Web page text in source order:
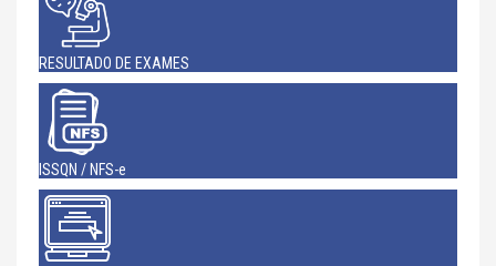
RESULTADO DE EXAMES
ISSQN / NFS-e